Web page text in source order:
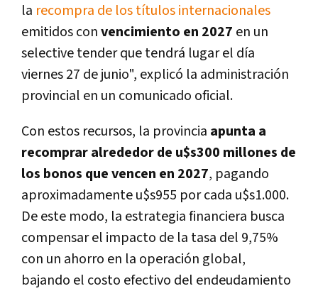
la recompra de los títulos internacionales
emitidos convencimiento en 2027 en un
selective tender que tendrá lugar el día
viernes 27 de junio", explicó la administración
provincial en un comunicado oficial.
Con estos recursos, la provincia apunta a
recomprar alrededor de u$s300 millones de
los bonos que vencen en 2027, pagando
aproximadamente u$s955 por cada u$s1.000.
De este modo, la estrategia financiera busca
compensar el impacto de la tasa del 9,75%
con un ahorro en la operación global,
bajando el costo efectivo del endeudamiento